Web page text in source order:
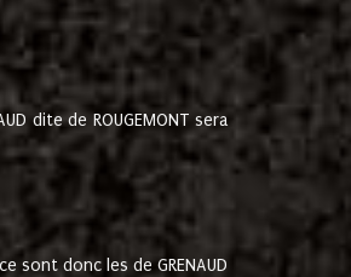
dite de ROUGEMONT sera
sont donc les de GRENAUD